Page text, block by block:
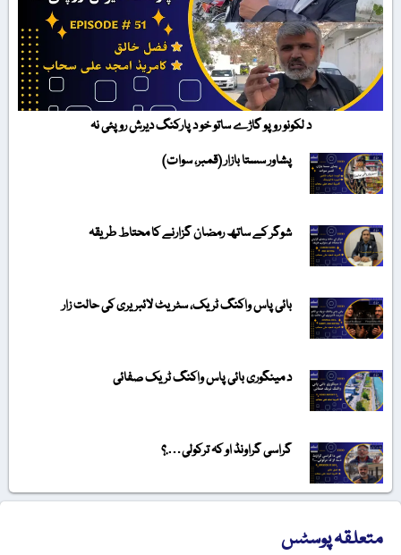
د لکونو روپو گاڑے ساتو خو د پارکنگ دیرش روپئی نہ
پشاور سستا بازار (قمبر، سوات)
شوگر کے ساتھ رمضان گزارنے کا محتاط طریقہ
بائی پاس واکنگ ٹریک، سٹریٹ لائبریری کی حالت زار
د مینگوری بائی پاس واکنگ ٹریک صفائی
گراسی گراونڈ او کہ ترکولی….؟
متعلقہ پوسٹس